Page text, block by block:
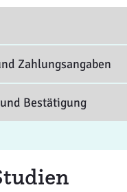
Zahlungsangaben
Bestätigung